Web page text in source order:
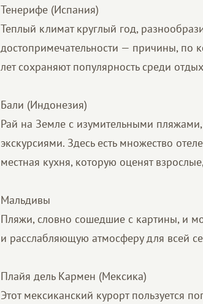
Тенерифе (Испания)
Теплый климат круглый год,
достопримечательности — причины, по
лет сохраняют популярность среди
Бали (Индонезия)
Рай на Земле с изумительными
экскурсиями. Здесь есть множество
местная кухня, которую оценят
Мальдивы
Пляжи, словно сошедшие с картины, и
и расслабляющую атмосферу для всей
Плайя дель Кармен (Мексика)
Этот мексиканский курорт пользуется